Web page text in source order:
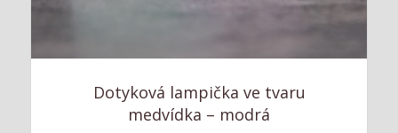
Dotyková lampička ve tvaru
medvídka – modrá